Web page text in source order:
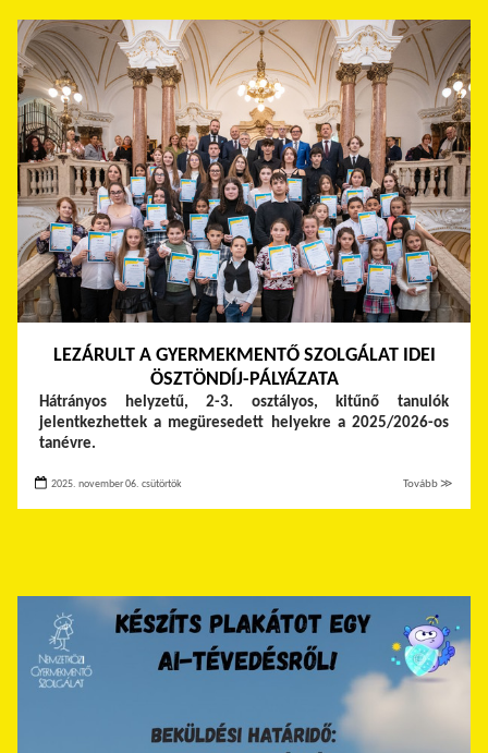
LEZÁRULT A GYERMEKMENTŐ SZOLGÁLAT IDEI
ÖSZTÖNDÍJ-PÁLYÁZATA
Hátrányos helyzetű, 2-3. osztályos, kitűnő tanulók
jelentkezhettek a megüresedett helyekre a 2025/2026-os
tanévre.
2025. november 06. csütörtök Tovább ≫